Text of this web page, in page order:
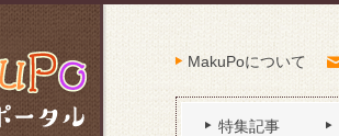
MakuPoについて
特集記事